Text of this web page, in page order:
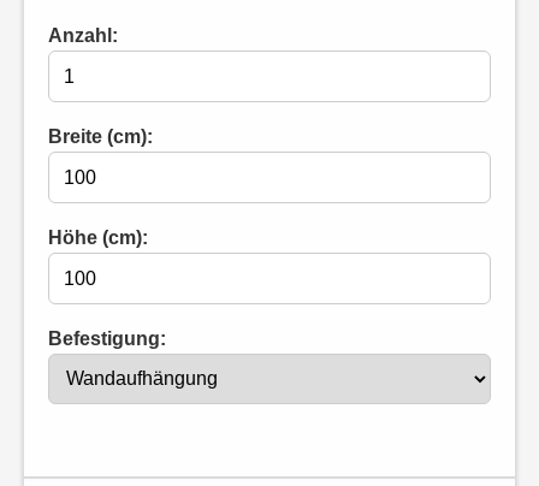
Anzahl:
Breite (cm):
Höhe (cm):
Befestigung: